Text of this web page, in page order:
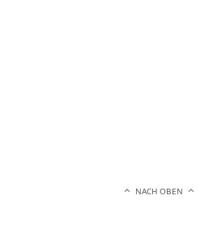
NACH OBEN